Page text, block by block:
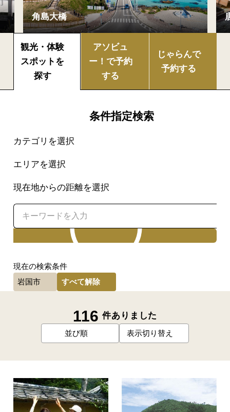
観光・体験
スポットを
探す
アソビュ
ー！で予約
する
じゃらんで
予約する
条件指定検索
カテゴリを選択
エリアを選択
現在地からの距離を選択
現在の検索条件
岩国市
すべて解除
116 件ありました
並び順 表示切り替え